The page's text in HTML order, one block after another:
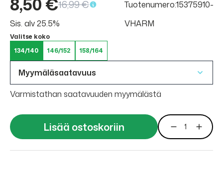
16,99 €
Sis. alv 25.5%
Tuotenumero:15375910-
VHARM
Valitse koko
134/140
146/152 158/164
Myymäläsaatavuus
Varmistathan saatavuuden myymälästä
Lisää ostoskoriin